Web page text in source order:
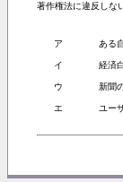
著作権法に違反し
ア ある
イ 経済
ウ 新聞
エ ユー